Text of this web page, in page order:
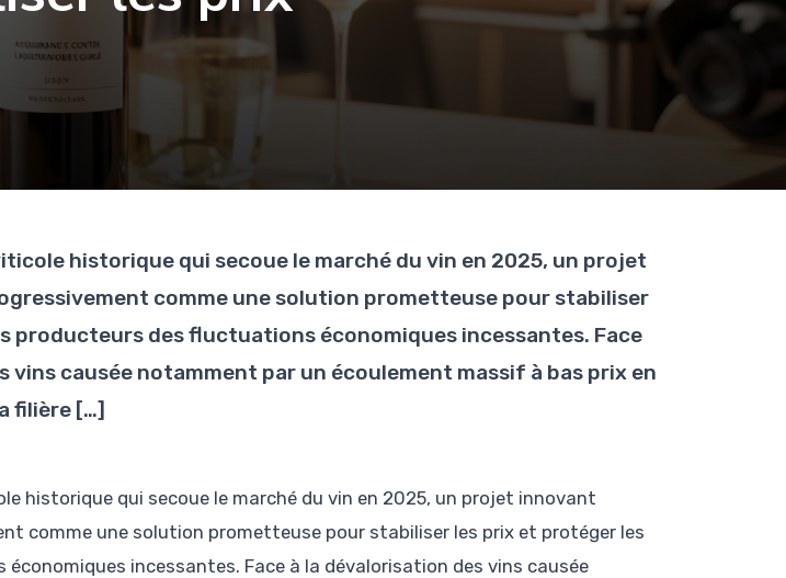
historique qui secoue le marché du vin en 2025, un projet
comme une solution prometteuse pour stabiliser
producteurs des fluctuations économiques incessantes. Face
vins causée notamment par un écoulement massif à bas prix en
filière […]
historique qui secoue le marché du vin en 2025, un projet innovant
comme une solution prometteuse pour stabiliser les prix et protéger les
incessantes. Face à la dévalorisation des vins causée